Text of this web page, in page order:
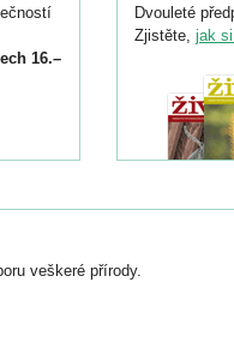
16.–
Dvouleté
Zjistěte, jak
veškeré přírody.